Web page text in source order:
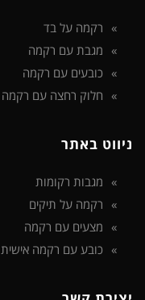
רקמה על בד
מגבת עם רקמה
כובעים עם רקמה
חלוק רחצה עם רקמה
ניווט באתר
מגבות רקומות
רקמה על תיקים
מצעים עם רקמה
כובע עם רקמה אישית